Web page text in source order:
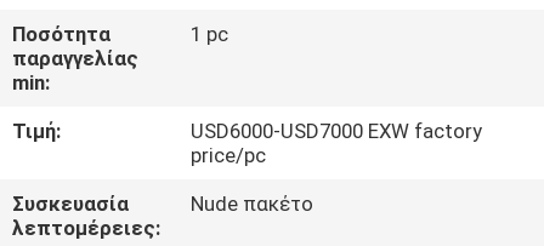
ΠΟΙΟΤΙΚΌΣ
ΈΛΕΓΧΟΣ
ΕΠΑΦΉ
ΝΈΑ
Ποσότητα
παραγγελίας
min:
1 pc
Τιμή:
USD6000-USD7000 EXW factory
price/pc
Συσκευασία
λεπτομέρειες:
Nude πακέτο